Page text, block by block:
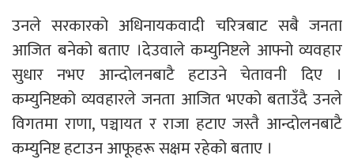
उनले सरकारको अधिनायकवादी चरित्रबाट सबै जनता
आजित बनेको बताए ।देउवाले कम्युनिष्टले आफ्नो व्यवहार
सुधार नभए आन्दोलनबाटै हटाउने चेतावनी दिए ।
कम्युनिष्टको व्यवहारले जनता आजित भएको बताउँदै उनले
विगतमा राणा, पञ्चायत र राजा हटाए जस्तै आन्दोलनबाटै
कम्युनिष्ट हटाउन आफूहरू सक्षम रहेको बताए ।